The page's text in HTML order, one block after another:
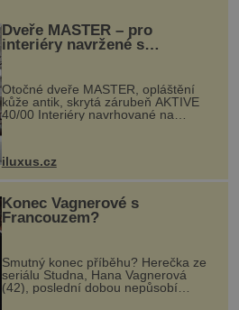
Dveře MASTER – pro
interiéry navržené s
rozumem i vášní!
Otočné dveře MASTER, opláštění
kůže antik, skrytá zárubeň AKTIVE
40/00 Interiéry navrhované na
zakázku často vyžadují atypické
rozměry nejen nábytku, ale i
dnes umož...
iluxus.cz
Konec Vagnerové s
Francouzem?
Smutný konec příběhu? Herečka ze
seriálu Studna, Hana Vagnerová
(42), poslední dobou nepůsobí